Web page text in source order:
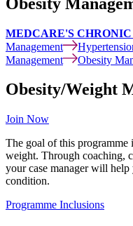
Obesity
MEDCARE'S
Management
Management
Obesity
Obesity/Weight
Join Now
The goal of this programme
weight. Through coaching,
your case manager will
condition.
Programme Inclusions